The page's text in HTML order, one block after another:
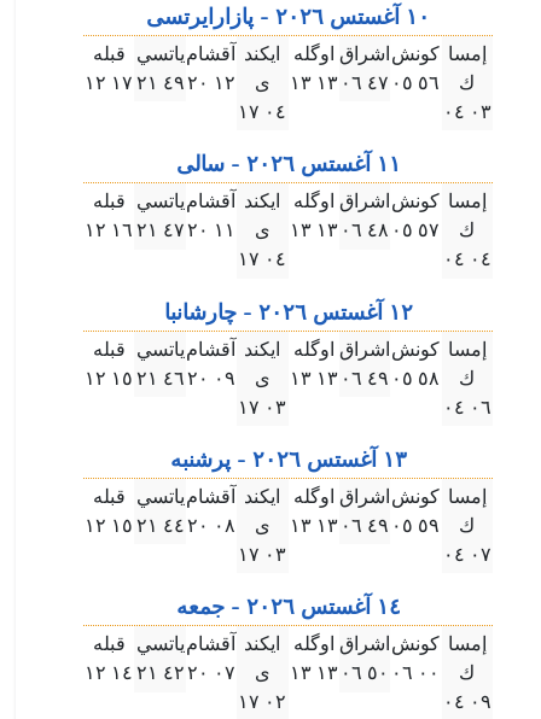
۱۰ آغستس ۲۰۲٦ - پازارايرتسى
إمسا
ك
۰۳ ۰٤
كونش
٥٦ ۰٥
اشراق
٤٧ ۰٦
اوگله
۱۳ ۱۳
ايكند
ى
۰٤ ۱٧
آقشام
۱۲ ۲۰
ياتسي
٤٩ ۲۱
قبله
۱٧ ۱۲
۱۱ آغستس ۲۰۲٦ - سالى
إمسا
ك
۰٤ ۰٤
كونش
٥٧ ۰٥
اشراق
٤٨ ۰٦
اوگله
۱۳ ۱۳
ايكند
ى
۰٤ ۱٧
آقشام
۱۱ ۲۰
ياتسي
٤٧ ۲۱
قبله
۱٦ ۱۲
۱۲ آغستس ۲۰۲٦ - چارشانبا
إمسا
ك
۰٦ ۰٤
كونش
٥٨ ۰٥
اشراق
٤٩ ۰٦
اوگله
۱۳ ۱۳
ايكند
ى
۰۳ ۱٧
آقشام
۰٩ ۲۰
ياتسي
٤٦ ۲۱
قبله
۱٥ ۱۲
۱۳ آغستس ۲۰۲٦ - پرشنبه
إمسا
ك
۰٧ ۰٤
كونش
٥٩ ۰٥
اشراق
٤٩ ۰٦
اوگله
۱۳ ۱۳
ايكند
ى
۰۳ ۱٧
آقشام
۰٨ ۲۰
ياتسي
٤٤ ۲۱
قبله
۱٥ ۱۲
۱٤ آغستس ۲۰۲٦ - جمعه
إمسا
ك
۰٩ ۰٤
كونش
۰۰ ۰٦
اشراق
٥۰ ۰٦
اوگله
۱۳ ۱۳
ايكند
ى
۰۲ ۱٧
آقشام
۰٧ ۲۰
ياتسي
٤۲ ۲۱
قبله
۱٤ ۱۲